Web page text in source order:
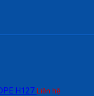
H127 Liên hệ